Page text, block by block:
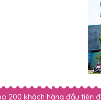
200 khách hàng đầu tiên